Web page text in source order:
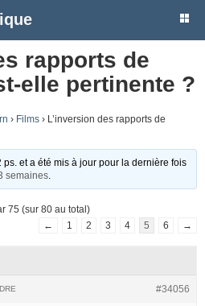
rapports de
elle pertinente ?
› Films › L’inversion des rapports de
et a été mis à jour pour la dernière fois
semaines
75 (sur 80 au total)
←
1 2 3 4 5 6 →
#34056